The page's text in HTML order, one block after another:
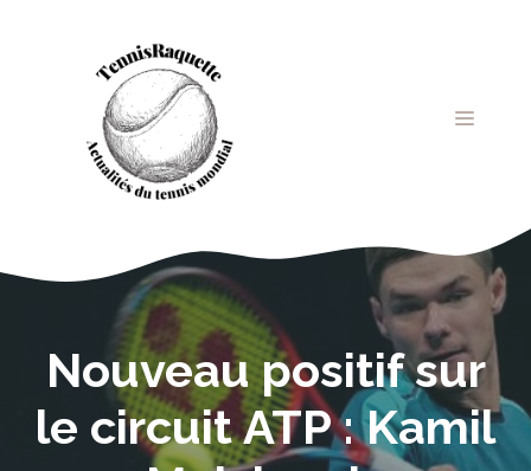
MENU
Nouveau positif sur
le circuit ATP : Kamil